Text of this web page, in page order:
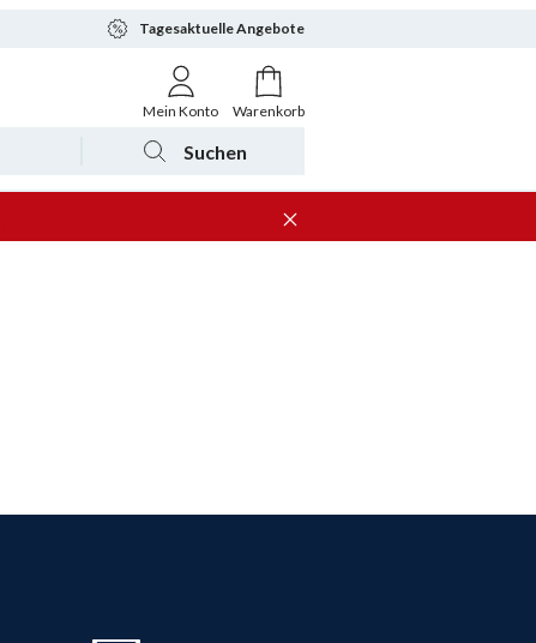
Tagesaktuelle Angebote
Mein Konto Warenkorb
Suchen